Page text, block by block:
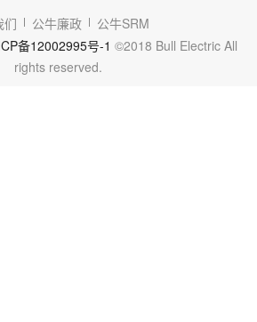
们 公牛廉政
公牛SRM
备12002995号-1 ©2018 Bull Electric All
rights reserved.